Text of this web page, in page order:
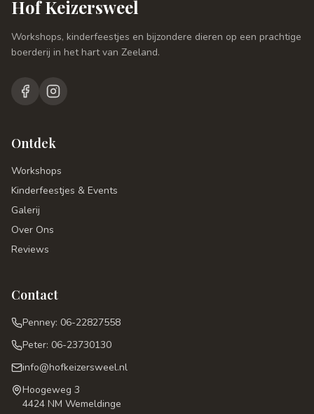
Hof Keizersweel
Workshops, kinderfeestjes en bijzondere dieren op een prachtige
boerderij in het hart van Zeeland.
Ontdek
Workshops
Kinderfeestjes & Events
Galerij
Over Ons
Reviews
Contact
Penney: 06-22827558
Peter: 06-23730130
info@hofkeizersweel.nl
Hoogeweg 3
4424 NM Wemeldinge